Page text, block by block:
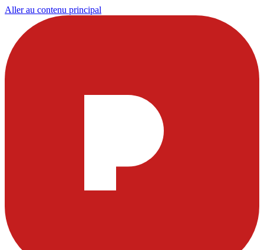
Aller au contenu principal